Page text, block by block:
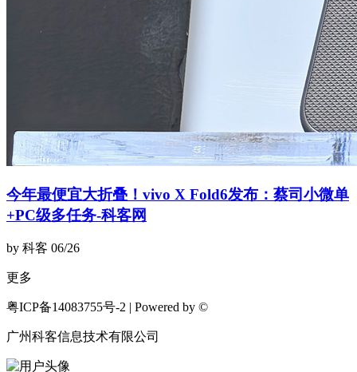
今年最便宜大折叠！vivo X Fold6发布：蔡司小微单
+PC级多任务-科客网
by 科客 06/26
更多
粤ICP备14083755号-2 | Powered by ©
广州科客信息技术有限公司